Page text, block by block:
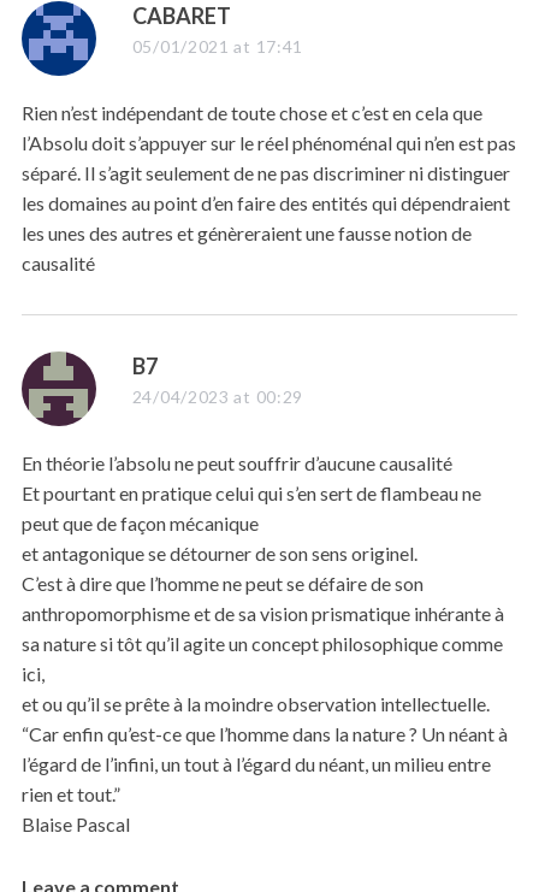
s
a
s
:
CABARET
05/01/2021 at 17:41
Rien n’est indépendant de toute chose et c’est en cela que
l’Absolu doit s’appuyer sur le réel phénoménal qui n’en est pas
séparé. Il s’agit seulement de ne pas discriminer ni distinguer
les domaines au point d’en faire des entités qui dépendraient
les unes des autres et génèreraient une fausse notion de
causalité
s
a
s
:
B7
24/04/2023 at 00:29
En théorie l’absolu ne peut souffrir d’aucune causalité
Et pourtant en pratique celui qui s’en sert de flambeau ne
peut que de façon mécanique
et antagonique se détourner de son sens originel.
C’est à dire que l’homme ne peut se défaire de son
anthropomorphisme et de sa vision prismatique inhérante à
sa nature si tôt qu’il agite un concept philosophique comme
ici,
et ou qu’il se prête à la moindre observation intellectuelle.
“Car enfin qu’est-ce que l’homme dans la nature ? Un néant à
l’égard de l’infini, un tout à l’égard du néant, un milieu entre
rien et tout.”
Blaise Pascal
Leave a comment
S
e